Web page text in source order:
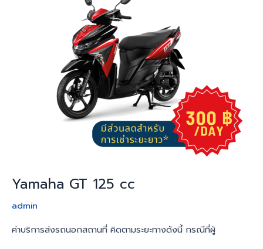
Yamaha GT 125 cc
admin
ค่าบริการส่งรถนอกสถานที่ คิดตามระยะทางดังนี้ กรณีที่ผู้